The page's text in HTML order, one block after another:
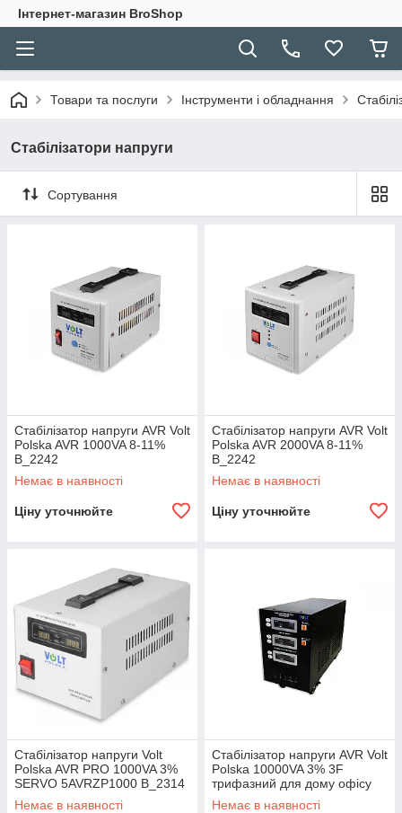
Інтернет-магазин BroShop
Товари та послуги Інструменти і обладнання
Стабілізатори напруги
Сортування
Стабілізатор напруги AVR Volt
Polska AVR 1000VA 8-11%
B_2242
Немає в наявності
Ціну уточнюйте
Стабілізатор напруги AVR Volt
Polska AVR 2000VA 8-11%
B_2242
Немає в наявності
Ціну уточнюйте
Стабілізатор напруги Volt
Polska AVR PRO 1000VA 3%
SERVO 5AVRZP1000 B_2314
Немає в наявності
Стабілізатор напруги AVR Volt
Polska 10000VA 3% 3F
трифазний для дому офісу
B_2364
Немає в наявності